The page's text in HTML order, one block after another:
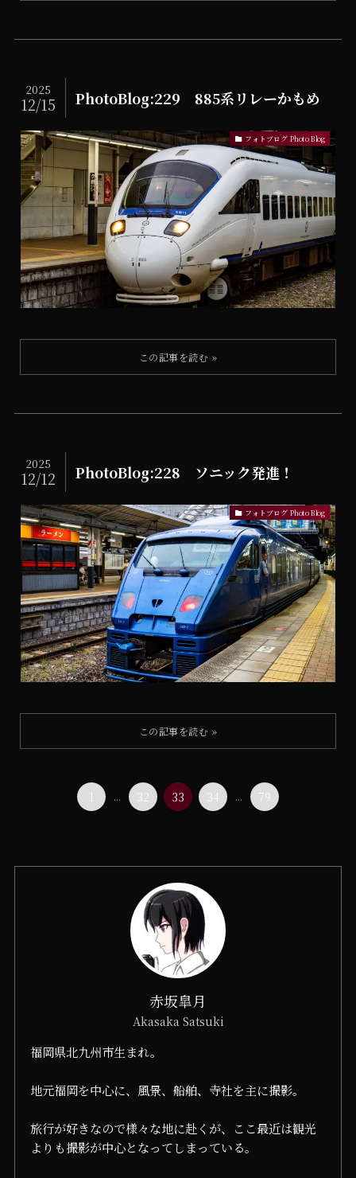
PhotoBlog:229 885系リレーかもめ
2025
12/15
フォトブログ Photo Blog
PhotoBlog:228 ソニック発進！
2025
12/12
フォトブログ Photo Blog
1 ... 32 33 34 ... 79
赤坂皐月
Akasaka Satsuki
福岡県北九州市生まれ。
地元福岡を中心に、風景、船舶、寺社を主に撮影。
旅行が好きなので様々な地に赴くが、ここ最近は観光
よりも撮影が中心となってしまっている。